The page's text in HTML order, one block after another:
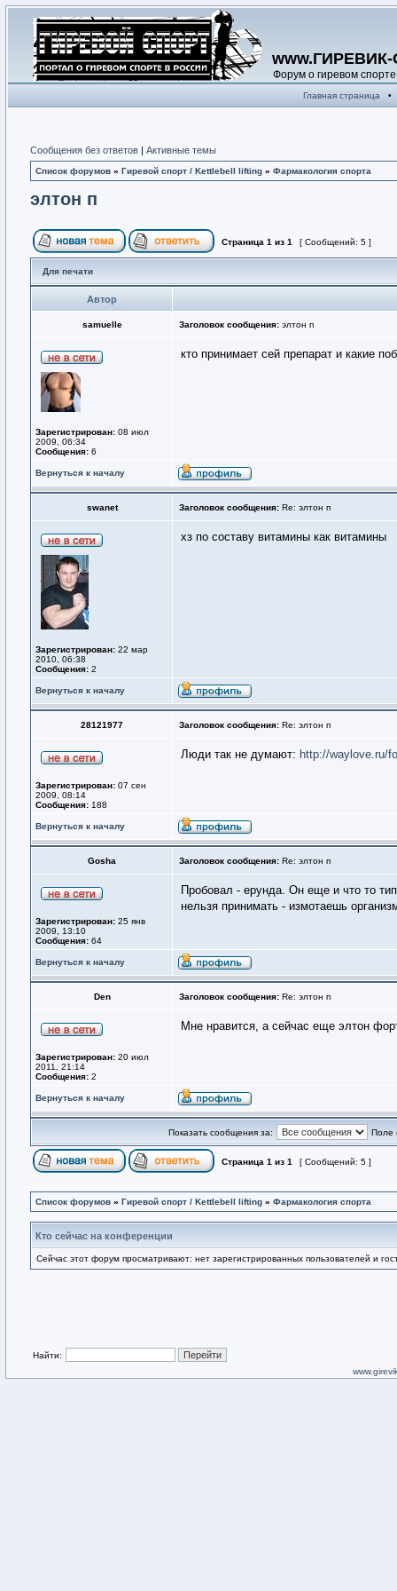
Форум о гиревом спорте
Главная страница •
Сообщения без ответов | Активные темы
Список форумов » Гиревой спорт / Kettlebell lifting » Фармакология спорта
элтон п
Страница 1 из 1 [ Сообщений: 5 ]
Для печати
Автор
samuelle Заголовок сообщения: элтон п
Зарегистрирован: 08 июл
2009, 06:34
Сообщения: 6
кто принимает сей препарат и какие
Вернуться к началу
swanet Заголовок сообщения: Re: элтон п
Зарегистрирован: 22 мар
2010, 06:38
Сообщения: 2
хз по составу витамины как витамины
Вернуться к началу
28121977 Заголовок сообщения: Re: элтон п
Зарегистрирован: 07 сен
2009, 08:14
Сообщения: 188
Люди так не думают: http://waylove.ru/
Вернуться к началу
Gosha Заголовок сообщения: Re: элтон п
Зарегистрирован: 25 янв
2009, 13:10
Сообщения: 64
Пробовал - ерунда. Он еще и что то
нельзя принимать - измотаешь
Вернуться к началу
Den Заголовок сообщения: Re: элтон п
Зарегистрирован: 20 июл
2011, 21:14
Сообщения: 2
Мне нравится, а сейчас еще элтон
Вернуться к началу
Показать сообщения за: Поле
Страница 1 из 1 [ Сообщений: 5 ]
Список форумов » Гиревой спорт / Kettlebell lifting » Фармакология спорта
Кто сейчас на конференции
Сейчас этот форум просматривают: нет зарегистрированных пользователей и
Найти: